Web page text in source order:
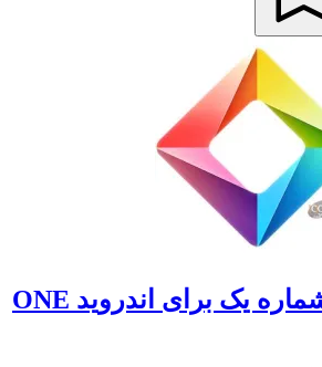
دانلود مرورگر شماره یک برای اندروید ONE